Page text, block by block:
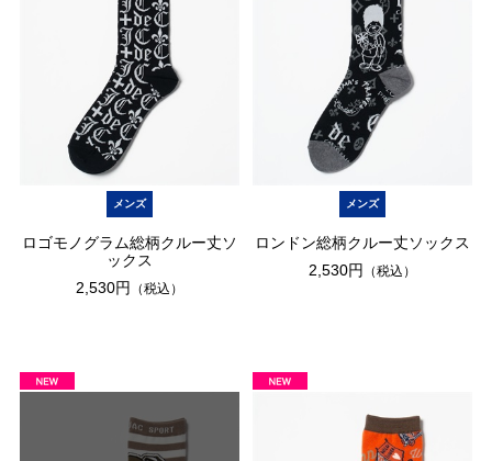
メンズ
ロゴモノグラム総柄クルー丈ソ
ックス
2,530円
（税込）
メンズ
ロンドン総柄クルー丈ソックス
2,530円
（税込）